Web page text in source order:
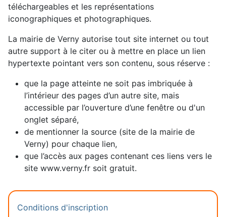
téléchargeables et les représentations
iconographiques et photographiques.
La mairie de Verny autorise tout site internet ou tout
autre support à le citer ou à mettre en place un lien
hypertexte pointant vers son contenu, sous réserve :
que la page atteinte ne soit pas imbriquée à
l’intérieur des pages d’un autre site, mais
accessible par l’ouverture d’une fenêtre ou d'un
onglet séparé,
de mentionner la source (site de la mairie de
Verny) pour chaque lien,
que l’accès aux pages contenant ces liens vers le
site www.verny.fr soit gratuit.
Conditions d'inscription